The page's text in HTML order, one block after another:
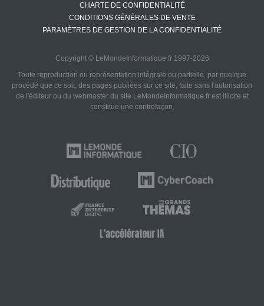
CHARTE DE CONFIDENTIALITÉ
CONDITIONS GÉNÉRALES DE VENTE
PARAMÈTRES DE GESTION DE LA CONFIDENTIALITÉ
Copyright © LeMondeInformatique.fr 1997-2026
Toute reproduction ou représentation intégrale ou partielle, par quelque
procédé que ce soit, des pages publiées sur ce site, faite sans l'autorisation
de l'éditeur ou du webmaster du site LeMondeInformatique.fr est illicite et
constitue une contrefaçon.